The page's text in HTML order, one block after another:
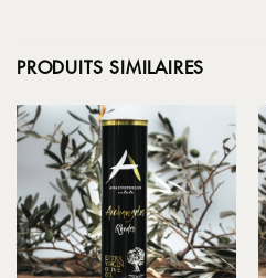
PRODUITS SIMILAIRES